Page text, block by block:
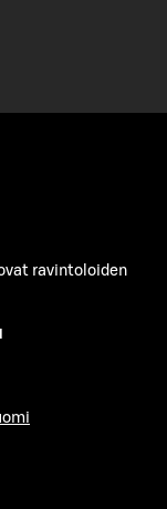
ravintoloiden